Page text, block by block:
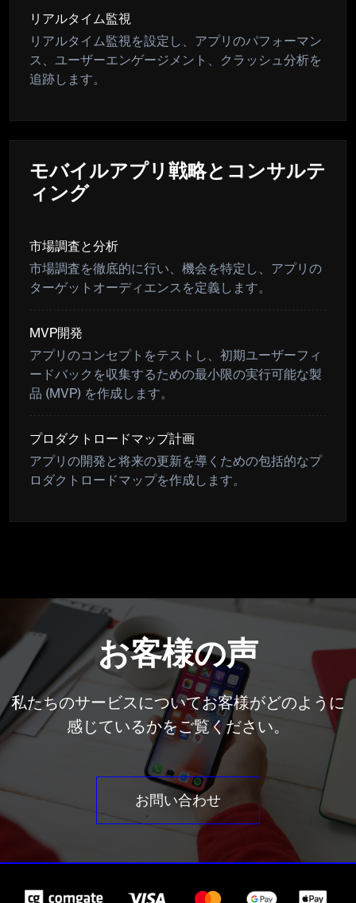
リアルタイム監視
リアルタイム監視を設定し、アプリのパフォーマン
ス、ユーザーエンゲージメント、クラッシュ分析を
追跡します。
モバイルアプリ戦略とコンサルテ
ィング
市場調査と分析
市場調査を徹底的に行い、機会を特定し、アプリの
ターゲットオーディエンスを定義します。
MVP開発
アプリのコンセプトをテストし、初期ユーザーフィ
ードバックを収集するための最小限の実行可能な製
品 (MVP) を作成します。
プロダクトロードマップ計画
アプリの開発と将来の更新を導くための包括的なプ
ロダクトロードマップを作成します。
お客様の声
私たちのサービスについてお客様がどのように
感じているかをご覧ください。
お問い合わせ